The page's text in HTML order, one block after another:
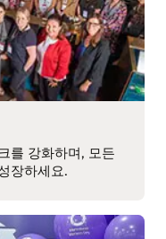
를 강화하며, 모든
장하세요.